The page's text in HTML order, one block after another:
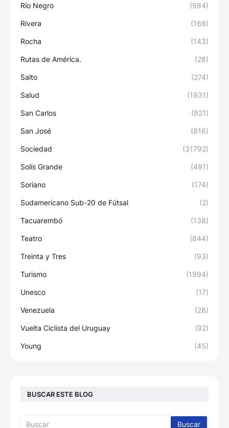
Río Negro (984)
Rivera (168)
Rocha (143)
Rutas de América. (28)
Salto (274)
Salud (1931)
San Carlos (821)
San José (816)
Sociedad (31792)
Solís Grande (491)
Soriano (174)
Sudamericano Sub-20 de Fútsal (2)
Tacuarembó (138)
Teatro (844)
Treinta y Tres (93)
Turismo (1994)
Unesco (17)
Venezuela (28)
Vuelta Ciclista del Uruguay (92)
Young (45)
BUSCAR ESTE BLOG